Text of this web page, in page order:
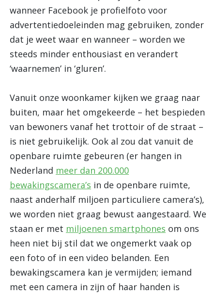
wanneer Facebook je profielfoto voor
advertentiedoeleinden mag gebruiken, zonder
dat je weet waar en wanneer – worden we
steeds minder enthousiast en verandert
‘waarnemen’ in ‘gluren’.
Vanuit onze woonkamer kijken we graag naar
buiten, maar het omgekeerde – het bespieden
van bewoners vanaf het trottoir of de straat –
is niet gebruikelijk. Ook al zou dat vanuit de
openbare ruimte gebeuren (er hangen in
Nederland meer dan 200.000
bewakingscamera’s in de openbare ruimte,
naast anderhalf miljoen particuliere camera’s),
we worden niet graag bewust aangestaard. We
staan er met miljoenen smartphones om ons
heen niet bij stil dat we ongemerkt vaak op
een foto of in een video belanden. Een
bewakingscamera kan je vermijden; iemand
met een camera in zijn of haar handen is